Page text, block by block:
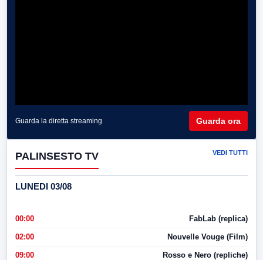
Guarda la diretta streaming Guarda ora
PALINSESTO TV VEDI TUTTI
LUNEDI 03/08
00:00 FabLab (replica)
02:00 Nouvelle Vouge (Film)
09:00 Rosso e Nero (repliche)